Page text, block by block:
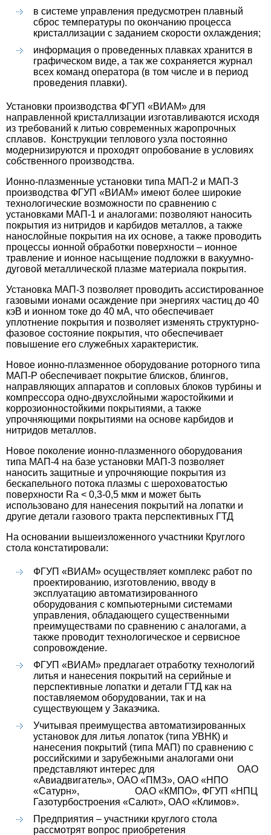
в системе управления предусмотрен плавный
сброс температуры по окончанию процесса
кристаллизации с заданием скорости охлаждения;
информация о проведенных плавках хранится в
графическом виде, а так же сохраняется журнал
всех команд оператора (в том числе и в период
проведения плавки).
Установки производства ФГУП «ВИАМ» для
направленной кристаллизации изготавливаются исходя
из требований к литью современных жаропрочных
сплавов. Конструкции теплового узла постоянно
модернизируются и проходят опробование в условиях
собственного производства.
Ионно-плазменные установки типа МАП-2 и МАП-3
производства ФГУП «ВИАМ» имеют более широкие
технологические возможности по сравнению с
установками МАП-1 и аналогами: позволяют наносить
покрытия из нитридов и карбидов металлов, а также
нанослойные покрытия на их основе, а также проводить
процессы ионной обработки поверхности – ионное
травление и ионное насыщение подложки в вакуумно-
дуговой металлической плазме материала покрытия.
Установка МАП-3 позволяет проводить ассистированное
газовыми ионами осаждение при энергиях частиц до 40
кэВ и ионном токе до 40 мА, что обеспечивает
уплотнение покрытия и позволяет изменять структурно-
фазовое состояние покрытия, что обеспечивает
повышение его служебных характеристик.
Новое ионно-плазменное оборудование роторного типа
МАП-Р обеспечивает покрытие блисков, блингов,
направляющих аппаратов и сопловых блоков турбины и
компрессора одно-двухслойными жаростойкими и
коррозионностойкими покрытиями, а также
упрочняющими покрытиями на основе карбидов и
нитридов металлов.
Новое поколение ионно-плазменного оборудования
типа МАП-4 на базе установки МАП-3 позволяет
наносить защитные и упрочняющие покрытия из
бескапельного потока плазмы с шероховатостью
поверхности Ra < 0,3-0,5 мкм и может быть
использовано для нанесения покрытий на лопатки и
другие детали газового тракта перспективных ГТД
На основании вышеизложенного участники Круглого
стола констатировали:
ФГУП «ВИАМ» осуществляет комплекс работ по
проектированию, изготовлению, вводу в
эксплуатацию автоматизированного
оборудования с компьютерными системами
управления, обладающего существенными
преимуществами по сравнению с аналогами, а
также проводит технологическое и сервисное
сопровождение.
ФГУП «ВИАМ» предлагает отработку технологий
литья и нанесения покрытий на серийные и
перспективные лопатки и детали ГТД как на
поставляемом оборудовании, так и на
существующем у Заказчика.
Учитывая преимущества автоматизированных
установок для литья лопаток (типа УВНК) и
нанесения покрытий (типа МАП) по сравнению с
российскими и зарубежными аналогами они
представляют интерес для ОАО
«Авиадвигатель», ОАО «ПМЗ», ОАО «НПО
«Сатурн», ОАО «КМПО», ФГУП «НПЦ
Газотурбостроения «Салют», ОАО «Климов».
Предприятия – участники круглого стола
рассмотрят вопрос приобретения